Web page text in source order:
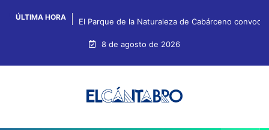
ÚLTIMA HORA El Parque de la Naturaleza de Cabárceno
8 de agosto de 2026